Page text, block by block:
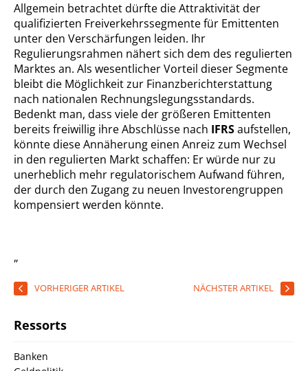
Allgemein betrachtet dürfte die Attraktivität der
qualifizierten Freiverkehrssegmente für Emittenten
unter den Verschärfungen leiden. Ihr
Regulierungsrahmen nähert sich dem des regulierten
Marktes an. Als wesentlicher Vorteil dieser Segmente
bleibt die Möglichkeit zur Finanzberichterstattung
nach nationalen Rechnungslegungsstandards.
Bedenkt man, dass viele der größeren Emittenten
bereits freiwillig ihre Abschlüsse nach IFRSaufstellen,
könnte diese Annäherung einen Anreiz zum Wechsel
in den regulierten Markt schaffen: Er würde nur zu
unerheblich mehr regulatorischem Aufwand führen,
der durch den Zugang zu neuen Investorengruppen
kompensiert werden könnte.
„
VORHERIGER ARTIKEL NÄCHSTER ARTIKEL
Ressorts
Banken